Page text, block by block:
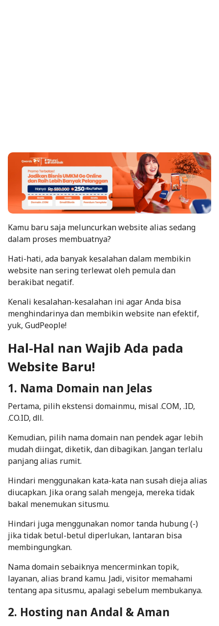
Kamu baru saja meluncurkan website alias sedang
dalam proses membuatnya?
Hati-hati, ada banyak kesalahan dalam membikin
website nan sering terlewat oleh pemula dan
berakibat negatif.
Kenali kesalahan-kesalahan ini agar Anda bisa
menghindarinya dan membikin website nan efektif,
yuk, GudPeople!
Hal-Hal nan Wajib Ada pada
Website Baru!
1. Nama Domain nan Jelas
Pertama, pilih ekstensi domainmu, misal .COM, .ID,
.CO.ID, dll.
Kemudian, pilih namadomain nan pendek agar lebih
mudah diingat, diketik, dan dibagikan. Jangan terlalu
panjang alias rumit.
Hindari menggunakan kata-kata nan susah dieja alias
diucapkan. Jika orang salah mengeja, mereka tidak
bakal menemukan situsmu.
Hindari juga menggunakan nomor tanda hubung (-)
jika tidak betul-betul diperlukan, lantaran bisa
membingungkan.
Nama domain sebaiknya mencerminkan topik,
layanan, alias brand kamu. Jadi, visitor memahami
tentang apa situsmu, apalagi sebelum membukanya.
2. Hosting nan Andal & Aman